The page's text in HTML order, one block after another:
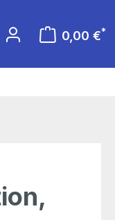
0,00 €*
Warenkorb